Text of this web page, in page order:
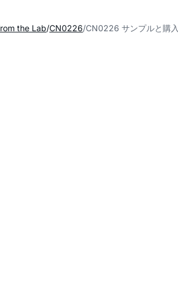
the Lab CN0226 CN0226 サンプルと購入